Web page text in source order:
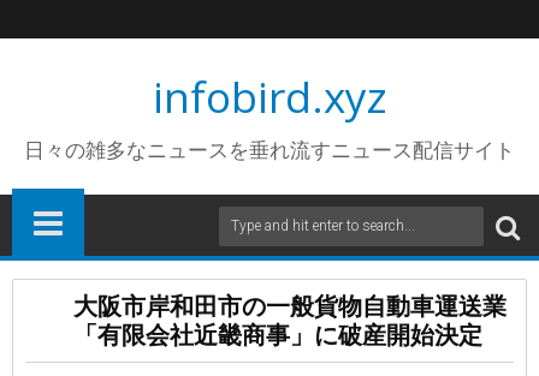
infobird.xyz
日々の雑多なニュースを垂れ流すニュース配信サイト
大阪市岸和田市の一般貨物自動車運送業
「有限会社近畿商事」に破産開始決定